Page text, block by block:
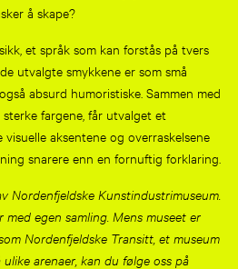
å skape?
et språk som kan forstås på tvers
utvalgte smykkene er som små
absurd humoristiske. Sammen med
fargene, får utvalget et
aksentene og overraskelsene
snarere enn en fornuftig forklaring.
Nordenfjeldske Kunstindustrimuseum.
egen samling. Mens museet er
Nordenfjeldske Transitt, et museum
arenaer, kan du følge oss på